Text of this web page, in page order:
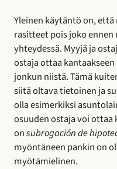
Yleinen käytäntö on,
rasitteet pois joko
yhteydessä. Myyjä ja
ostaja ottaa
jonkun niistä. Tämä
siitä oltava tietoinen ja
olla esimerkiksi
osuuden ostaja voi ottaa
onsubrogación de
myöntäneen pankin on
myötämielinen.